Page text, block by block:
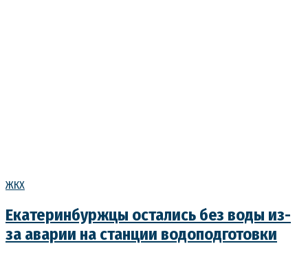
ЖКХ
Екатеринбуржцы остались без воды из-
за аварии на станции водоподготовки